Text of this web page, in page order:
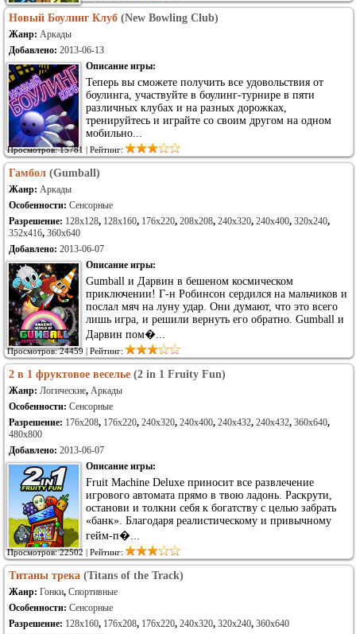
Новый Боулинг Клуб (New Bowling Club)
Жанр: Аркады
Добавлено: 2013-06-13
Описание игры:
Теперь вы сможете получить все удовольствия от
боулинга, участвуйте в боулинг-турнире в пяти
различных клубах и на разных дорожках,
тренируйтесь и играйте со своим другом на одном
мобильно...
Просмотров: 15781 | Рейтинг:
Гамбол (Gumball)
Жанр: Аркады
Особенности: Сенсорные
Разрешение: 128x128, 128x160, 176x220, 208x208, 240x320, 240x400, 320x240,
352x416, 360x640
Добавлено: 2013-06-07
Описание игры:
Gumball и Дарвин в бешеном космическом
приключении! Г-н Робинсон сердился на мальчиков и
послал мяч на луну удар. Они думают, что это всего
лишь игра, и решили вернуть его обратно. Gumball и
Дарвин пом�...
Просмотров: 24459 | Рейтинг:
2 в 1 фруктовое веселье (2 in 1 Fruity Fun)
Жанр: Логические, Аркады
Особенности: Сенсорные
Разрешение: 176x208, 176x220, 240x320, 240x400, 240x432, 240x432, 360x640,
480x800
Добавлено: 2013-06-07
Описание игры:
Fruit Machine Deluxe приносит все развлечение
игрового автомата прямо в твою ладонь. Раскрути,
останови и толкни себя к богатству с целью забрать
«банк». Благодаря реалистическому и привычному
гейм-п�...
Просмотров: 22502 | Рейтинг:
Титаны трека (Titans of the Track)
Жанр: Гонки, Спортивные
Особенности: Сенсорные
Разрешение: 128x160, 176x208, 176x220, 240x320, 320x240, 360x640